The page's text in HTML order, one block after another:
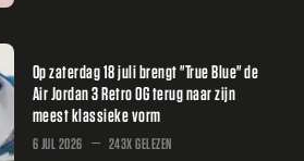
Op zaterdag 18 juli brengt "True Blue" de
Air Jordan 3 Retro OG terug naar zijn
meest klassieke vorm
6 JUL 2026 243X GELEZEN